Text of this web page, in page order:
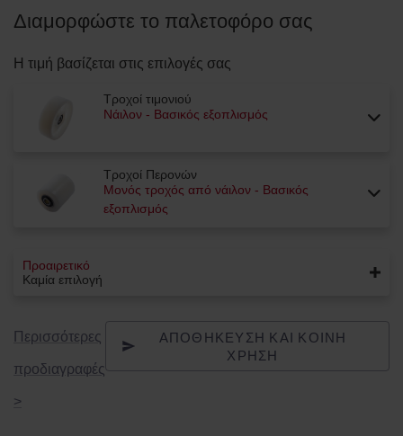
Διαμορφώστε το παλετοφόρο σας
Η τιμή βασίζεται στις επιλογές σας
Τροχοί τιμονιού
Νάιλον - Βασικός εξοπλισμός
Τροχοί Περονών
Μονός τροχός από νάιλον - Βασικός
εξοπλισμός
Προαιρετικό
Καμία επιλογή
Περισσότερες
προδιαγραφές
>
ΑΠΟΘΉΚΕΥΣΗ ΚΑΙ ΚΟΙΝΉ
ΧΡΉΣΗ